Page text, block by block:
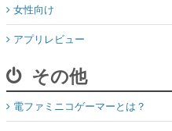
女性向け
アプリレビュー
その他
電ファミニコゲーマーとは？